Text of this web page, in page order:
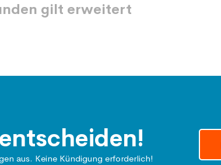
gilt erweitert
aus. Keine Kündigung erforderlich!